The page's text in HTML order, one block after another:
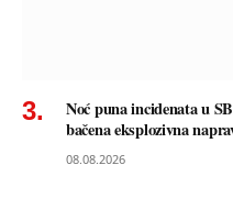
Noć puna incidenata u
bačena eksplozivna
08.08.2026